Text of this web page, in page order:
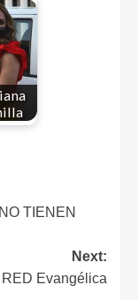
TIENEN
Next:
Evangélica